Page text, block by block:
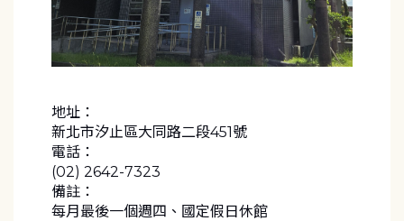
地址：
新北市汐止區大同路二段451號
電話：
(02) 2642-7323
備註：
每月最後一個週四、國定假日休館